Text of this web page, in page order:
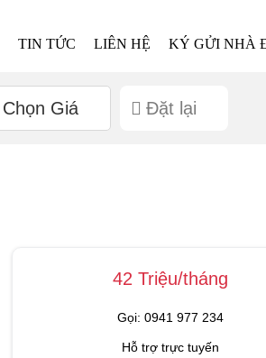
TIN TỨC LIÊN HỆ
KÝ GỬI NHÀ
Chọn Giá Đặt lại
42 Triệu/tháng
Gọi: 0941 977 234
Hỗ trợ trực tuyến